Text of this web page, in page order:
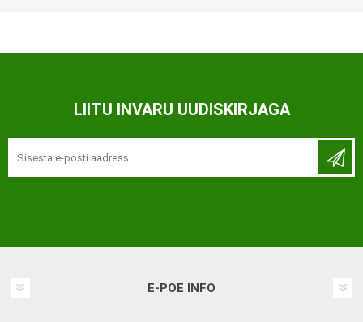
LIITU INVARU UUDISKIRJAGA
E-POE INFO